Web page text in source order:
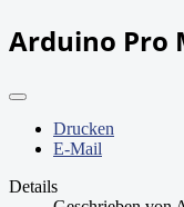
Arduino Pro
Drucken
E-Mail
Details